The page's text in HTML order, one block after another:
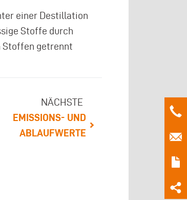
einer Destillation
Stoffe durch
Stoffen getrennt
NÄCHSTE
EMISSIONS- UND
ABLAUFWERTE